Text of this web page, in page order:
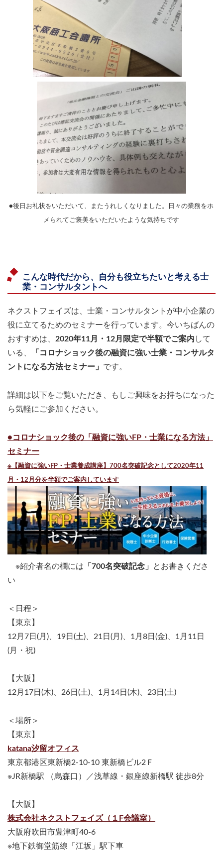
●後日お礼状をいただいて、またうれしくなりました。日々の業務をホ
メられてご褒美をいただいたような気持ちです
こんな時代だから、自分も役立ちたいと考える士
業・コンサルタントへ
ネクストフェイズは、士業・コンサルタントが中小企業の
役に立てるためのセミナーを行っています。今いちばんの
おすすめは、 2020年11月・12月限定で半額でご案内 して
いる、
「コロナショック後の融資に強い士業・コンサルタ
ントになる方法セミナー」 です。
詳細は以下をご覧いただき、もしご興味をお持ちになった
ら気軽にご参加ください。
●コロナショック後の「融資に強いFP・士業になる方法」
セミナー
※【融資に強いFP・士業養成講座】700名突破記念として2020年11
月・12月分を半額でご案内しています
※紹介者名の欄には 「700名突破記念」
とお書きくださ
い
＜日程＞
【東京】
12月7日(月)、19日(土)、21日(月)、1月8日(金)、1月11日
(月・祝)
【大阪】
12月17日(木)、26日(土)、1月14日(木)、23日(土)
＜場所＞
【東京】
katana汐留オフィス
東京都港区東新橋2-10-10 東新橋ビル2Ｆ
※JR新橋駅 （烏森口）／浅草線・銀座線新橋駅 徒歩8分
【大阪】
株式会社ネクストフェイズ（１F会議室）
大阪府吹田市豊津町40-6
※地下鉄御堂筋線「江坂」駅下車